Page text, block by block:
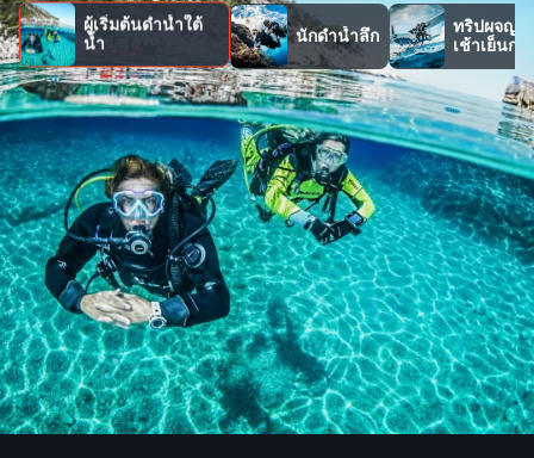
ผู้เริ่มต้นดำน้ำใต้
น้ำ
นักดำน้ำลึก
ทริปผจญภั
เช้าเย็นกลั